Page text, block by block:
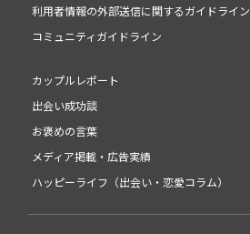
利用者情報の外部送信に関するガイドライン
コミュニティガイドライン
カップルレポート
出会い成功談
お褒めの言葉
メディア掲載・広告実績
ハッピーライフ（出会い・恋愛コラム）